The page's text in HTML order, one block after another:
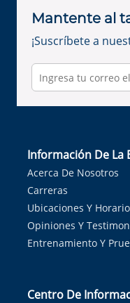
Mantente al
¡Suscríbete a
Información De La
Acerca De Nosotros
Carreras
Ubicaciones Y
Opiniones Y
Entrenamiento Y
Centro De